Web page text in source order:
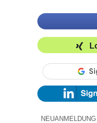
NEUANMELDUNG